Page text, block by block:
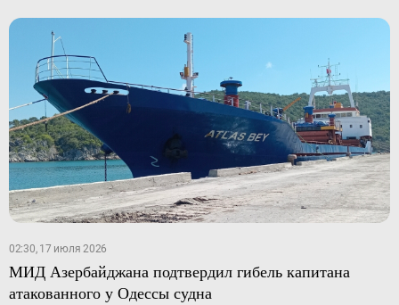
02:30, 17 июля 2026
МИД Азербайджана подтвердил гибель капитана
атакованного у Одессы судна